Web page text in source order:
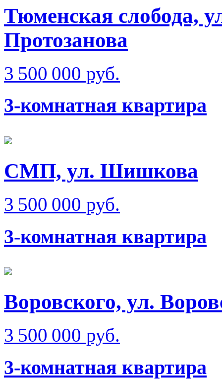
Тюменская слобода,
Протозанова
3 500 000 руб.
3-комнатная квартира
СМП, ул. Шишкова
3 500 000 руб.
3-комнатная квартира
Воровского, ул.
3 500 000 руб.
3-комнатная квартира